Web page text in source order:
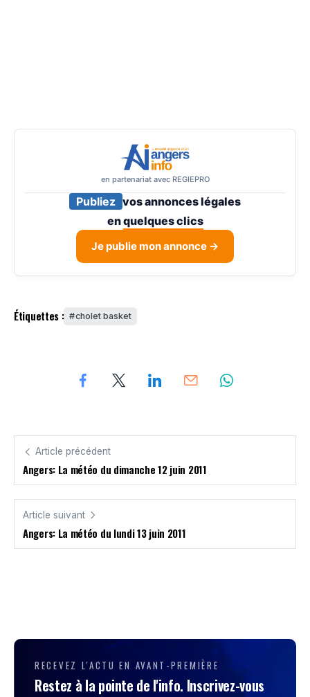
en partenariat avec REGIEPRO
Publiez vos annonces légales
enquelques clics
Je publie mon annonce →
Étiquettes : cholet basket
Article précédent
Angers: La météo du dimanche 12 juin 2011
Article suivant
Angers: La météo du lundi 13 juin 2011
RECEVEZ L'ACTU EN AVANT-PREMIÈRE
Restez à la pointe de l'info. Inscrivez-vous